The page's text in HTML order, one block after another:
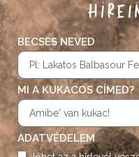
BECSES NEVED
MI A KUKACOS CÍMED?
ADATVÉDELEM